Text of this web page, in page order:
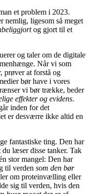
et problem i 2023.
nemlig, ligesom så meget
og gjort til et
og taler om de digitale
Når vi som
prøver at forstå og
bør have i vores
vi bør trække, beder
effekter og evidens.
inden for det
er desværre ikke altid en
fantastiske ting. Den har
læser disse tanker. Tak
stor mangel: Den har
til verdensom den bør
om proteinvælling eller
sig til verden, hvis den